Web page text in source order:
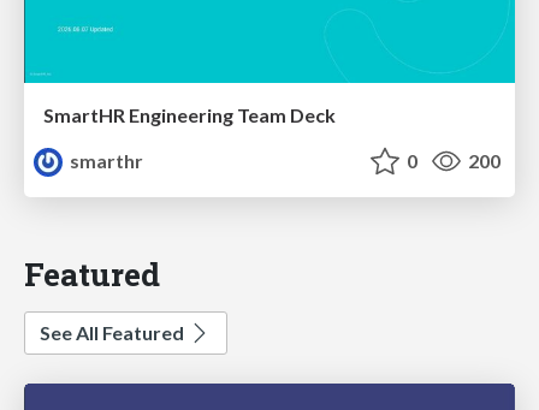
SmartHR Engineering Team Deck
smarthr
0 200
Featured
See All Featured